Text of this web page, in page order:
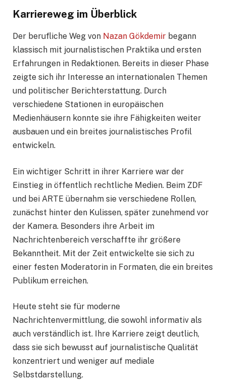
Karriereweg im Überblick
Der berufliche Weg von Nazan Gökdemir begann
klassisch mit journalistischen Praktika und ersten
Erfahrungen in Redaktionen. Bereits in dieser Phase
zeigte sich ihr Interesse an internationalen Themen
und politischer Berichterstattung. Durch
verschiedene Stationen in europäischen
Medienhäusern konnte sie ihre Fähigkeiten weiter
ausbauen und ein breites journalistisches Profil
entwickeln.
Ein wichtiger Schritt in ihrer Karriere war der
Einstieg in öffentlich rechtliche Medien. Beim ZDF
und bei ARTE übernahm sie verschiedene Rollen,
zunächst hinter den Kulissen, später zunehmend vor
der Kamera. Besonders ihre Arbeit im
Nachrichtenbereich verschaffte ihr größere
Bekanntheit. Mit der Zeit entwickelte sie sich zu
einer festen Moderatorin in Formaten, die ein breites
Publikum erreichen.
Heute steht sie für moderne
Nachrichtenvermittlung, die sowohl informativ als
auch verständlich ist. Ihre Karriere zeigt deutlich,
dass sie sich bewusst auf journalistische Qualität
konzentriert und weniger auf mediale
Selbstdarstellung.